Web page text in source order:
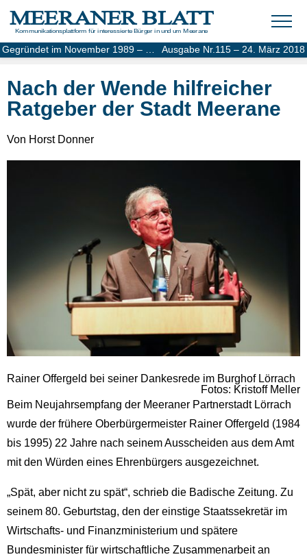
MEERANER BLATT
Kommunikationsplattform für interessierte Bürger in und um Meerane
Ausgabe Nr.115 – 24. März 2018
Gegründet im November 1989 – Online-Ausgabe seit 2004
Nach der Wende hilfreicher
Ratgeber der Stadt Meerane
Von Horst Donner
Rainer Offergeld bei seiner Dankesrede im Burghof Lörrach
Fotos: Kristoff Meller
Beim Neujahrsempfang der Meeraner Partnerstadt Lörrach
wurde der frühere Oberbürgermeister Rainer Offergeld (1984
bis 1995) 22 Jahre nach seinem Ausscheiden aus dem Amt
mit den Würden eines Ehrenbürgers ausgezeichnet.
„Spät, aber nicht zu spät“, schrieb die Badische Zeitung. Zu
seinem 80. Geburtstag, den der einstige Staatssekretär im
Wirtschafts- und Finanzministerium und spätere
Bundesminister für wirtschaftliche Zusammenarbeit an